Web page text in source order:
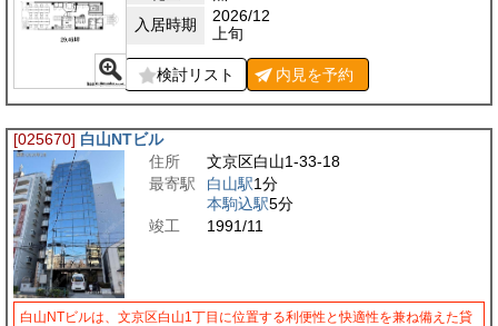
入居時期
2026/12
上旬
検討リスト 内見を予約
[025670] 白山NTビル
住所
文京区白山1-33-18
最寄駅
白山駅1分
本駒込駅5分
竣工
1991/11
白山NTビルは、文京区白山1丁目に位置する利便性と快適性を兼ね備えた貸